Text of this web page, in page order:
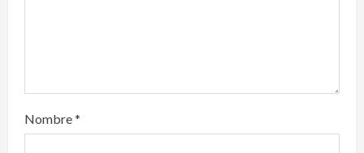
Nombre*